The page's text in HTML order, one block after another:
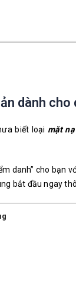
dành cho
biết loại mặt
danh” cho bạn
bắt đầu ngay